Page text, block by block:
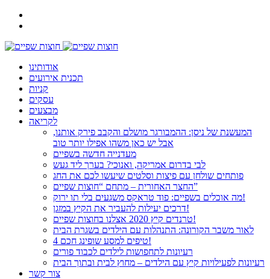
אודותינו
תכנית אירועים
קניות
עסקים
מבצעים
לקריאה
המעשנת של ניסן: ההמבורגר מושלם והקבב פירק אותנו,
אבל יש כאן משהו אפילו יותר טוב
מעדנייה חדשה בשפיים
לבי בדרום אמריקה, ואנוכי? בערך ליד געש
פותחים שולחן עם פיצות וסלטים שיעשו לכם את החג
החצר האחורית – מתחם “חוצות שפיים”
מה אוכלים בשפיים: פוד טראקס משגעים בלי תו ירוק!
דרכים יעילות להעביר את הקיץ במזגן!
טרנדים קיץ 2020 אצלנו בחוצות שפיים!
לאור משבר הקורונה: התנהלות עם הילדים בשגרת הבית
4 טיפים למסע שופינג חכם!
רעיונות לתחפושות לילדים לכבוד פורים
רעיונות לפעילויות קיץ עם הילדים – מחוץ לבית ובתוך הבית
צור קשר